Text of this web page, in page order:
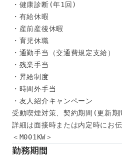
・健康診断(年1回)
・有給休暇
・産前産後休暇
・育児休職
・通勤手当（交通費規定支給）
・残業手当
・昇給制度
・時間外手当
・友人紹介キャンペーン
受動喫煙対策、契約期間(更新
詳細は面接時または内定時にお伝
＜M001KW＞
勤務期間